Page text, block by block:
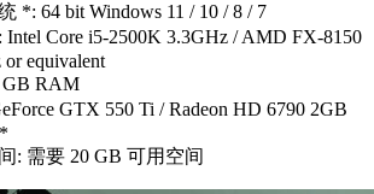
*: 64 bit Windows 11 / 10 / 8 / 7
Intel Core i5-2500K 3.3GHz / AMD FX-8150
equivalent
GB RAM
GTX 550 Ti / Radeon HD 6790 2GB
: 需要 20 GB 可用空间